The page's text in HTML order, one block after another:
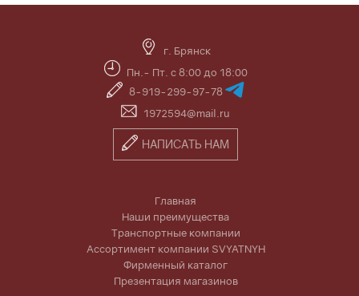
г. Брянск
Пн.- Пт. с 8:00 до 18:00
8-919-299-97-78
1972594@mail.ru
НАПИСАТЬ НАМ
Главная
Наши преимущества
Транспортные компании
Ассортимент компании SVYATNYH
Фирменный каталог
Презентация магазинов